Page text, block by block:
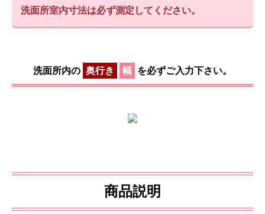
洗面所室内寸法は必ず測定してください。
洗面所内の 奥行き 幅 を必ずご入力下さい。
商品説明